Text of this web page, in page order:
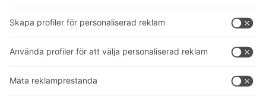
Våra tjänster
Företag
Vårt globala nätverk
Följ oss